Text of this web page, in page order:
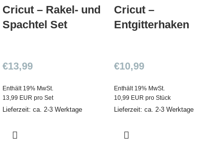
Cricut – Rakel- und
Spachtel Set
€13,99
Enthält 19% MwSt.
13,99 EUR pro Set
Lieferzeit: ca. 2-3 Werktage
Cricut –
Entgitterhaken
€10,99
Enthält 19% MwSt.
10,99 EUR pro Stück
Lieferzeit: ca. 2-3 Werktage